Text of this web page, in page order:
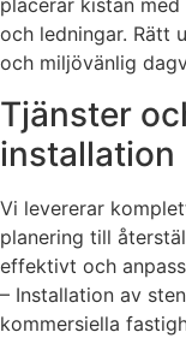
placerar kistan
och ledningar. Rätt
och miljövänlig
Tjänster
installation
Vi levererar
planering till
effektivt och
– Installation av
kommersiella